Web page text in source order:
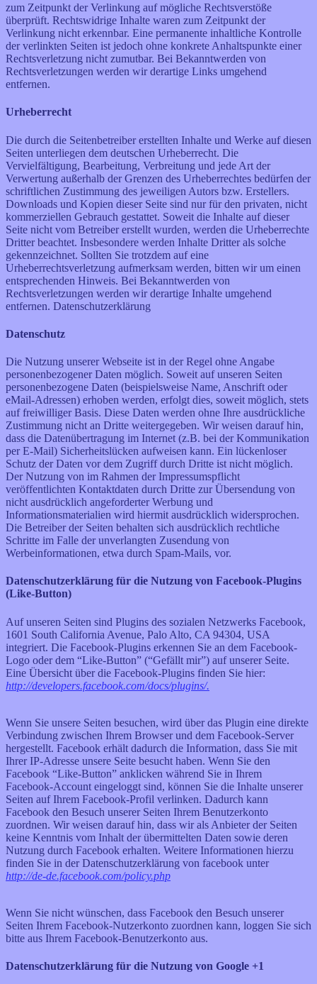
zum Zeitpunkt der Verlinkung auf mögliche Rechtsverstöße
überprüft. Rechtswidrige Inhalte waren zum Zeitpunkt der
Verlinkung nicht erkennbar. Eine permanente inhaltliche Kontrolle
der verlinkten Seiten ist jedoch ohne konkrete Anhaltspunkte einer
Rechtsverletzung nicht zumutbar. Bei Bekanntwerden von
Rechtsverletzungen werden wir derartige Links umgehend
entfernen.
Urheberrecht
Die durch die Seitenbetreiber erstellten Inhalte und Werke auf diesen
Seiten unterliegen dem deutschen Urheberrecht. Die
Vervielfältigung, Bearbeitung, Verbreitung und jede Art der
Verwertung außerhalb der Grenzen des Urheberrechtes bedürfen der
schriftlichen Zustimmung des jeweiligen Autors bzw. Erstellers.
Downloads und Kopien dieser Seite sind nur für den privaten, nicht
kommerziellen Gebrauch gestattet. Soweit die Inhalte auf dieser
Seite nicht vom Betreiber erstellt wurden, werden die Urheberrechte
Dritter beachtet. Insbesondere werden Inhalte Dritter als solche
gekennzeichnet. Sollten Sie trotzdem auf eine
Urheberrechtsverletzung aufmerksam werden, bitten wir um einen
entsprechenden Hinweis. Bei Bekanntwerden von
Rechtsverletzungen werden wir derartige Inhalte umgehend
entfernen. Datenschutzerklärung
Datenschutz
Die Nutzung unserer Webseite ist in der Regel ohne Angabe
personenbezogener Daten möglich. Soweit auf unseren Seiten
personenbezogene Daten (beispielsweise Name, Anschrift oder
eMail-Adressen) erhoben werden, erfolgt dies, soweit möglich, stets
auf freiwilliger Basis. Diese Daten werden ohne Ihre ausdrückliche
Zustimmung nicht an Dritte weitergegeben. Wir weisen darauf hin,
dass die Datenübertragung im Internet (z.B. bei der Kommunikation
per E-Mail) Sicherheitslücken aufweisen kann. Ein lückenloser
Schutz der Daten vor dem Zugriff durch Dritte ist nicht möglich.
Der Nutzung von im Rahmen der Impressumspflicht
veröffentlichten Kontaktdaten durch Dritte zur Übersendung von
nicht ausdrücklich angeforderter Werbung und
Informationsmaterialien wird hiermit ausdrücklich widersprochen.
Die Betreiber der Seiten behalten sich ausdrücklich rechtliche
Schritte im Falle der unverlangten Zusendung von
Werbeinformationen, etwa durch Spam-Mails, vor.
Datenschutzerklärung für die Nutzung von Facebook-Plugins
(Like-Button)
Auf unseren Seiten sind Plugins des sozialen Netzwerks Facebook,
1601 South California Avenue, Palo Alto, CA 94304, USA
integriert. Die Facebook-Plugins erkennen Sie an dem Facebook-
Logo oder dem “Like-Button” (“Gefällt mir”) auf unserer Seite.
Eine Übersicht über die Facebook-Plugins finden Sie hier:
http://developers.facebook.com/docs/plugins/.
Wenn Sie unsere Seiten besuchen, wird über das Plugin eine direkte
Verbindung zwischen Ihrem Browser und dem Facebook-Server
hergestellt. Facebook erhält dadurch die Information, dass Sie mit
Ihrer IP-Adresse unsere Seite besucht haben. Wenn Sie den
Facebook “Like-Button” anklicken während Sie in Ihrem
Facebook-Account eingeloggt sind, können Sie die Inhalte unserer
Seiten auf Ihrem Facebook-Profil verlinken. Dadurch kann
Facebook den Besuch unserer Seiten Ihrem Benutzerkonto
zuordnen. Wir weisen darauf hin, dass wir als Anbieter der Seiten
keine Kenntnis vom Inhalt der übermittelten Daten sowie deren
Nutzung durch Facebook erhalten. Weitere Informationen hierzu
finden Sie in der Datenschutzerklärung von facebook unter
http://de-de.facebook.com/policy.php
Wenn Sie nicht wünschen, dass Facebook den Besuch unserer
Seiten Ihrem Facebook-Nutzerkonto zuordnen kann, loggen Sie sich
bitte aus Ihrem Facebook-Benutzerkonto aus.
Datenschutzerklärung für die Nutzung von Google +1